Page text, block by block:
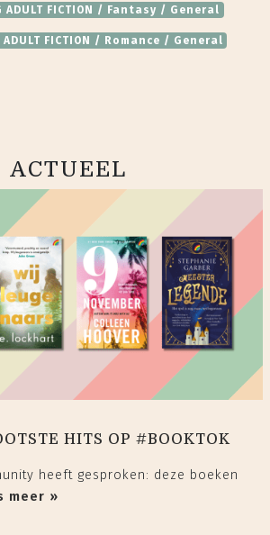
ADULT FICTION / Fantasy / General
ADULT FICTION / Romance / General
ACTUEEL
HITS OP #BOOKTOK
heeft gesproken: deze boeken
meer »